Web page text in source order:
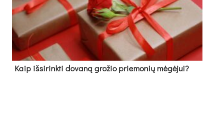
Kaip išsirinkti dovaną grožio priemonių mėgėjui?